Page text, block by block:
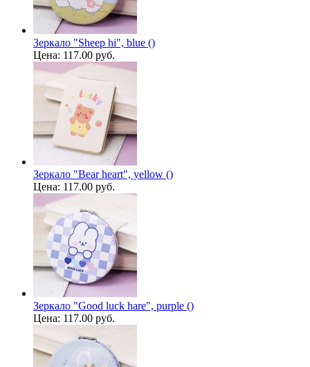
Зеркало "Sheep hi", blue ()
Цена: 117.00 руб.
Зеркало "Bear heart", yellow ()
Цена: 117.00 руб.
Зеркало "Good luck hare", purple ()
Цена: 117.00 руб.